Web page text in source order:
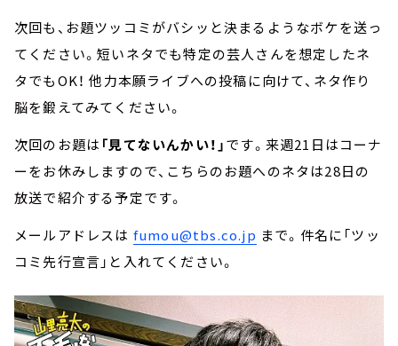
次回も、お題ツッコミがバシッと決まるようなボケを送っ
てください。短いネタでも特定の芸人さんを想定したネ
タでもOK！ 他力本願ライブへの投稿に向けて、ネタ作り
脳を鍛えてみてください。
次回のお題は 「見てないんかい！」です。来週21日はコーナ
ーをお休みしますので、こちらのお題へのネタは28日の
放送で紹介する予定です。
メールアドレスは fumou@tbs.co.jp まで。件名に「ツッ
コミ先行宣言」と入れてください。